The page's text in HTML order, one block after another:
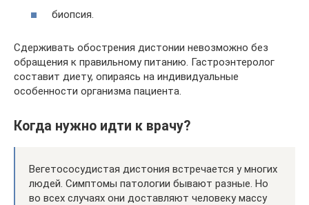
биопсия.
Сдерживать обострения дистонии невозможно без
обращения к правильному питанию. Гастроэнтеролог
составит диету, опираясь на индивидуальные
особенности организма пациента.
Когда нужно идти к врачу?
Вегетососудистая дистония встречается у многих
людей. Симптомы патологии бывают разные. Но
во всех случаях они доставляют человеку массу